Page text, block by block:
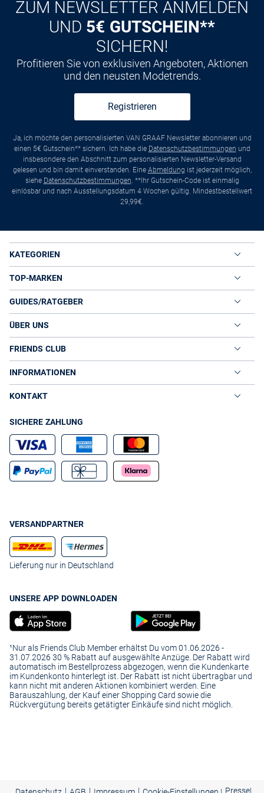
ZUM NEWSLETTER ANMELDEN
UND 5€ GUTSCHEIN**
SICHERN!
Profitieren Sie von exklusiven Angeboten, Aktionen
und den neusten Modetrends.
Registrieren
Ja, ich möchte den personalisierten VAN GRAAF Newsletter abonnieren und
einen 5€ Gutschein** sichern. Ich habe die Datenschutzbestimmungen und
insbesondere den Abschnitt zum personalisierten Newsletter-Versand
gelesen und bin damit einverstanden. Eine Abmeldung ist jederzeit möglich,
siehe Datenschutzbestimmungen. **Ihr Gutschein-Code ist einmalig
einlösbar und nach Ausstellungsdatum 4 Wochen gültig. Mindestbestellwert
29,99€.
KATEGORIEN
TOP-MARKEN
GUIDES/RATGEBER
ÜBER UNS
FRIENDS CLUB
INFORMATIONEN
KONTAKT
SICHERE ZAHLUNG
VERSANDPARTNER
Lieferung nur in Deutschland
UNSERE APP DOWNLOADEN
¹Nur als Friends Club Member erhältst Du vom 01.06.2026 -
31.07.2026 30 % Rabatt auf ausgewählte Anzüge. Der Rabatt wird
automatisch im Bestellprozess abgezogen, wenn die Kundenkarte
im Kundenkonto hinterlegt ist. Der Rabatt ist nicht übertragbar und
kann nicht mit anderen Aktionen kombiniert werden. Eine
Barauszahlung, der Kauf einer Shopping Card sowie die
Rückvergütung bereits getätigter Einkäufe sind nicht möglich.
| | | Presse|